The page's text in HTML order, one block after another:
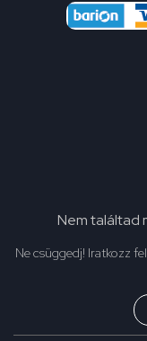
Nem találtad
Ne csüggedj! Iratkozz